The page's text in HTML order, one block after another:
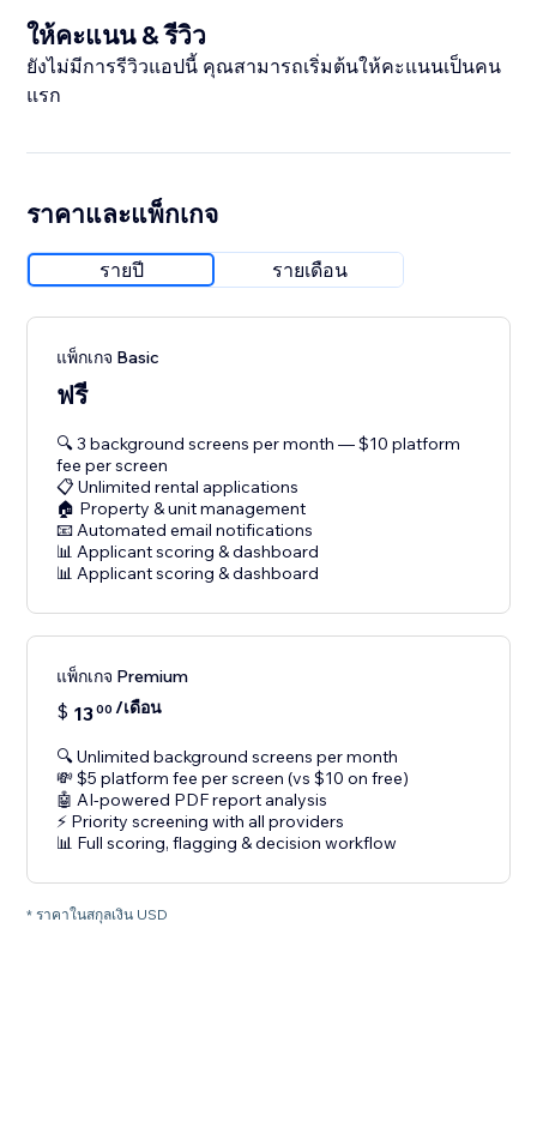
ให้คะแนน & รีวิว
ยังไม่มีการรีวิวแอปนี้ คุณสามารถเริ่มต้นให้คะแนนเป็นคน
แรก
ราคาและแพ็กเกจ
รายปี รายเดือน
แพ็กเกจ Basic
ฟรี
🔍 3 background screens per month — $10 platform
fee per screen
📋 Unlimited rental applications
🏠 Property & unit management
📧 Automated email notifications
📊 Applicant scoring & dashboard
📊 Applicant scoring & dashboard
แพ็กเกจ Premium
$ 1300 /เดือน
🔍 Unlimited background screens per month
💸 $5 platform fee per screen (vs $10 on free)
🤖 AI-powered PDF report analysis
⚡ Priority screening with all providers
📊 Full scoring, flagging & decision workflow
* ราคาในสกุลเงิน USD